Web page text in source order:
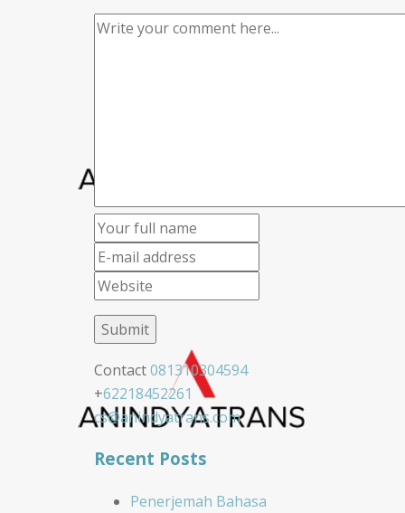
Contact081310304594
+62218452261
cs@anindyatrans.com
Recent Posts
Penerjemah Bahasa